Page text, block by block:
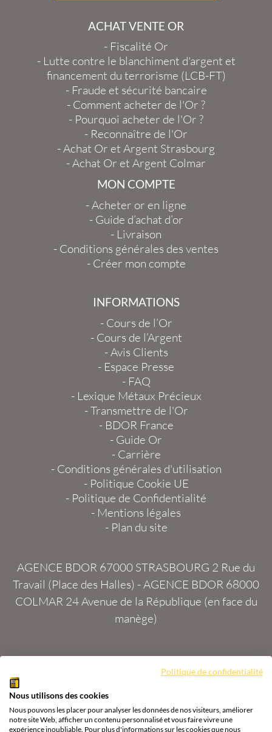
ACHAT VENTE OR
- Fiscalité Or
- Lutte contre le blanchiment d'argent et
financement du terrorisme (LCB-FT)
- Fraude et sécurité bancaire
- Comment acheter de l'Or ?
- Pourquoi acheter de l'Or ?
- Reconnaître de l'Or
-Achat Or et Argent Strasbourg
-Achat Or et Argent Colmar
MON COMPTE
-Acheter or en ligne
- Guide d’achat d’or
- Livraison
- Conditions générales des ventes
- Créer mon compte
INFORMATIONS
- Cours de l’Or
- Cours de l’Argent
-Avis Clients
- Espace Presse
- FAQ
- Lexique Métaux Précieux
-Transmettre de l'Or
- BDOR France
- Guide Or
- Carrière
- Conditions générales d'utilisation
- Politique Cookie UE
- Politique de Confidentialité
- Mentions légales
- Plan du site
AGENCE BDOR 67000 STRASBOURG 2 Rue du
Travail (Place des Halles) -AGENCE BDOR 68000
COLMAR 24 Avenue de la République (en face du
manège)
Tous droits réservés Agence BDOR ®
Cours or, achat
& vente or, argent
Politique de confidentialité
Nous utilisons des cookies
Nous pouvons les placer pour analyser les données de nos visiteurs, améliorer
notre site Web, afficher un contenu personnalisé et vous faire vivre une
expérience inoubliable. Pour plus d'informations sur les cookies que nous